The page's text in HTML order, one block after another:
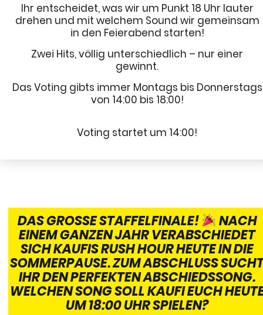
Ihr entscheidet, was wir um Punkt 18 Uhr lauter
drehen und mit welchem Sound wir gemeinsam
in den Feierabend starten!
Zwei Hits, völlig unterschiedlich – nur einer
gewinnt.
Das Voting gibts immer Montags bis Donnerstags
von 14:00 bis 18:00!
Voting startet um 14:00!
DAS GROSSE STAFFELFINALE! NACH
EINEM GANZEN JAHR VERABSCHIEDET
SICH KAUFIS RUSH HOUR HEUTE IN DIE
SOMMERPAUSE. ZUM ABSCHLUSS
IHR DEN PERFEKTEN ABSCHIEDSSONG.
WELCHEN SONG SOLL KAUFI EUCH
UM 18:00 UHR SPIELEN?